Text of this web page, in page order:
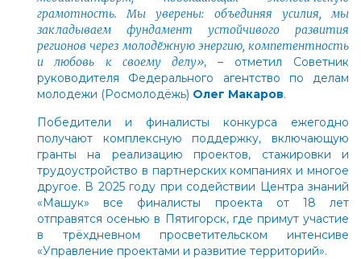
грамотность. Мы уверены: объединяя усилия, мы
закладываем фундамент устойчивого развития
регионов через молодёжную энергию, компетентность
и любовь к своему делу», –
отметил Советник
руководителя Федерального агентство по делам
молодежи (Росмолодёжь) Олег Макаров.
Победители и финалисты конкурса ежегодно
получают комплексную поддержку, включающую
гранты на реализацию проектов, стажировки и
трудоустройство в партнерских компаниях и многое
другое. В 2025 году при содействии Центра знаний
«Машук» все финалисты проекта от 18 лет
отправятся осенью в Пятигорск, где примут участие
в трёхдневном просветительском интенсиве
«Управление проектами и развитие территорий».